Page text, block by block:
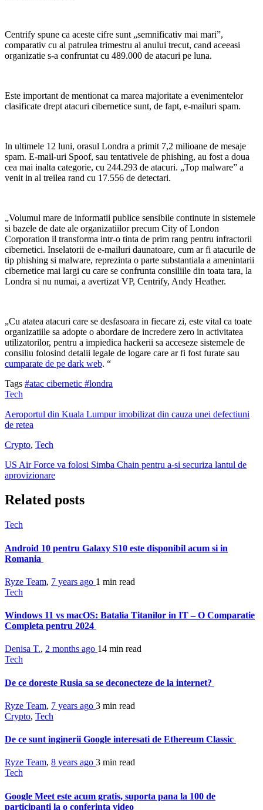
Centrify spune ca aceste cifre sunt „semnificativ mai mari”,
comparativ cu al patrulea trimestru al anului trecut, cand aceeasi
organizatie s-a confruntat cu 489.000 de atacuri pe luna.
Este important de mentionat ca marea majoritate a evenimentelor
clasificate drept atacuri cibernetice sunt, de fapt, e-mailuri spam.
In ultimele 12 luni, orasul Londra a primit 7,2 milioane de mesaje
spam. E-mail-uri Spoof, sau tentativele de phishing, au fost a doua
cea mai inalta categorie, cu 244.293 de atacuri. „Top malware” a
venit in al treilea rand cu 17.556 de detectari.
„Volumul mare de informatii publice sensibile continute in sistemele
si bazele de date ale organizatiilor precum City of London
Corporation il transforma intr-o tinta de prim rang pentru infractorii
cibernetici. Inselatorii de e-mailuri daunatoare, cum ar fi atacurile de
tip phishing si malware, reprezinta o parte substantiala a amenintarii
cibernetice mai largi cu care se confrunta consiliile din toata tara, la
Londra si nu numai, a avertizat VP, Centrify, Andy Heather.
„Cu atatea atacuri care se desfasoara in fiecare zi, este vital ca toate
organizatiile sa adopte o abordare de incredere zero in activitatea
utilizatorilor, pentru a impiedica hackerii sa acceseze sistemele de
consiliu folosind detalii legale de logare care ar fi fost furate sau
cumparate de pe dark web. “
Tags #atac cibernetic #londra
Tech
Aeroportul din Kuala Lumpur imobilizat din cauza unei defectiuni
de retea
Crypto, Tech
US Air Force va folosi Simba Chain pentru a-si securiza lantul de
aprovizionare
Related posts
Tech
Android 10 pentru Galaxy S10 este disponibil acum si in
Romania
Ryze Team, 7 years ago 1 min read
Tech
Windows 11 vs macOS: Batalia Titanilor in IT – O Comparatie
Completa pentru 2024
Denisa T., 2 months ago 14 min read
Tech
De ce doreste Rusia sa se deconecteze de la internet?
Ryze Team, 7 years ago 3 min read
Crypto, Tech
De ce sunt inginerii Google interesati de Ethereum Classic
Ryze Team, 8 years ago 3 min read
Tech
Google Meet este acum gratis, suporta pana la 100 de
participanti la o conferinta video